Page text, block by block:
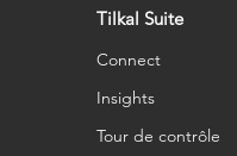
Tilkal Suite
Connect
Insights
Tour de contrôle